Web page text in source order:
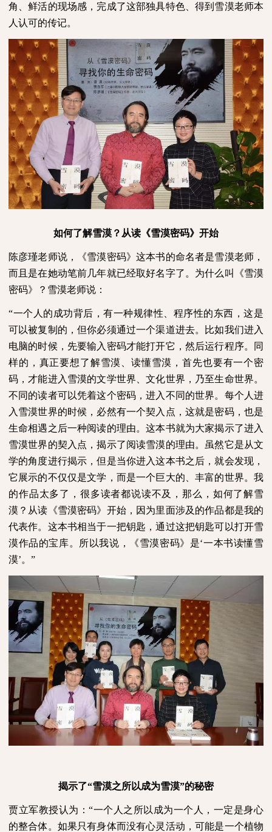
角、鲜活的现场感，完成了这部独具特色、得到雪漠老师本
人认可的传记。
如何了解雪漠？从读《雪漠密码》开始
陈彦瑾老师说，《雪漠密码》这本书的命名者是雪漠老师，
而且是在她动笔前几年就已经取好名字了。为什么叫《雪漠
密码》？雪漠老师说：
“一个人的成功背后，有一种规律性、程序性的东西，这是
可以被复制的，但你必须通过一个渠道进去。比如我们进入
电脑的时候，先要输入密码才能打开它，然后运行程序。同
样的，真正要想了解雪漠、读懂雪漠，首先也要有一个密
码，才能进入雪漠的文学世界、文化世界，乃至生命世界。
不同的读者可以凭着这个密码，进入不同的世界。每个人进
入雪漠世界的时候，必然有一个契入点，这就是密码，也是
生命相遇之后一种阅读的理由。这本书就为大家揭示了进入
雪漠世界的契入点，揭示了阅读雪漠的理由。虽然它是从文
学的角度进行揭示，但是当你进入这本书之后，就会发现，
它展示的不仅仅是文学，而是一个巨大的、丰富的世界。我
的作品太多了，很多读者都说读不及，那么，如何了解雪
漠？从读《雪漠密码》开始，因为里面涉及的作品都是我的
代表作。这本书相当于一把钥匙，通过这把钥匙可以打开雪
漠作品的宝库。所以我说，《雪漠密码》是‘一本书读懂雪
漠’。”
揭示了“雪漠之所以成为雪漠”的秘密
贾立军教授认为：“一个人之所以成为一个人，一定是身心
的整合体。如果只有身体而没有心灵活动，可能是一个植物